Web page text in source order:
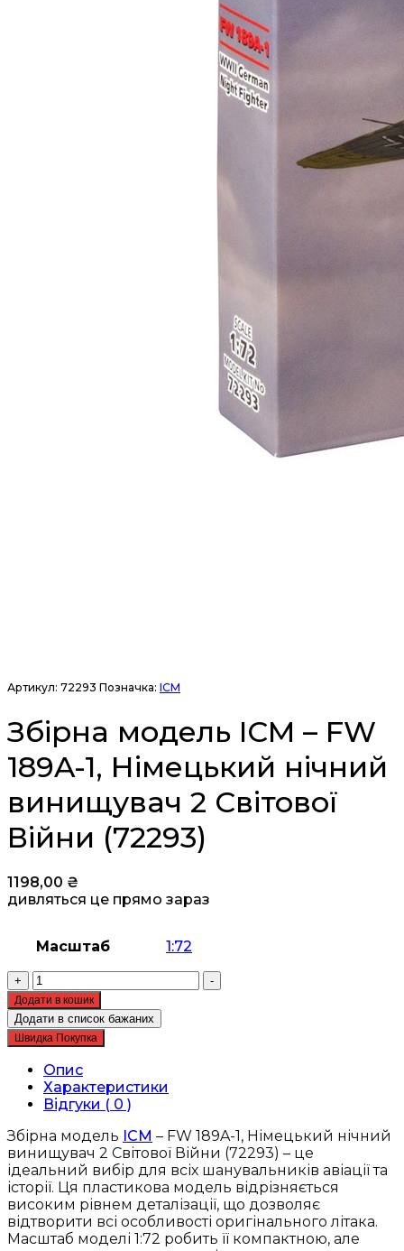
Артикул: 72293 Позначка: ICM
Збірна модель ICM – FW
189A-1, Німецький нічний
винищувач 2 Світової
Війни (72293)
1198,00 ₴
дивляться це прямо зараз
Масштаб 1:72
+
Збірна
модель
ICM
-
FW
189A-
1,
Німецький
нічний
винищувач
2
Світової
Війни
(72293)
кількість
-
Додати в кошик
Додати в список бажаних
Швидка Покупка
Опис
Характеристики
Відгуки ( 0 )
Збірна модель ICM – FW 189A-1, Німецький нічний
винищувач 2 Світової Війни (72293) – це
ідеальний вибір для всіх шанувальників авіації та
історії. Ця пластикова модель відрізняється
високим рівнем деталізації, що дозволяє
відтворити всі особливості оригінального літака.
Масштаб моделі 1:72 робить її компактною, але